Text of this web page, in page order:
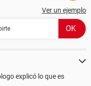
Ver un ejemplo
explicó lo que es